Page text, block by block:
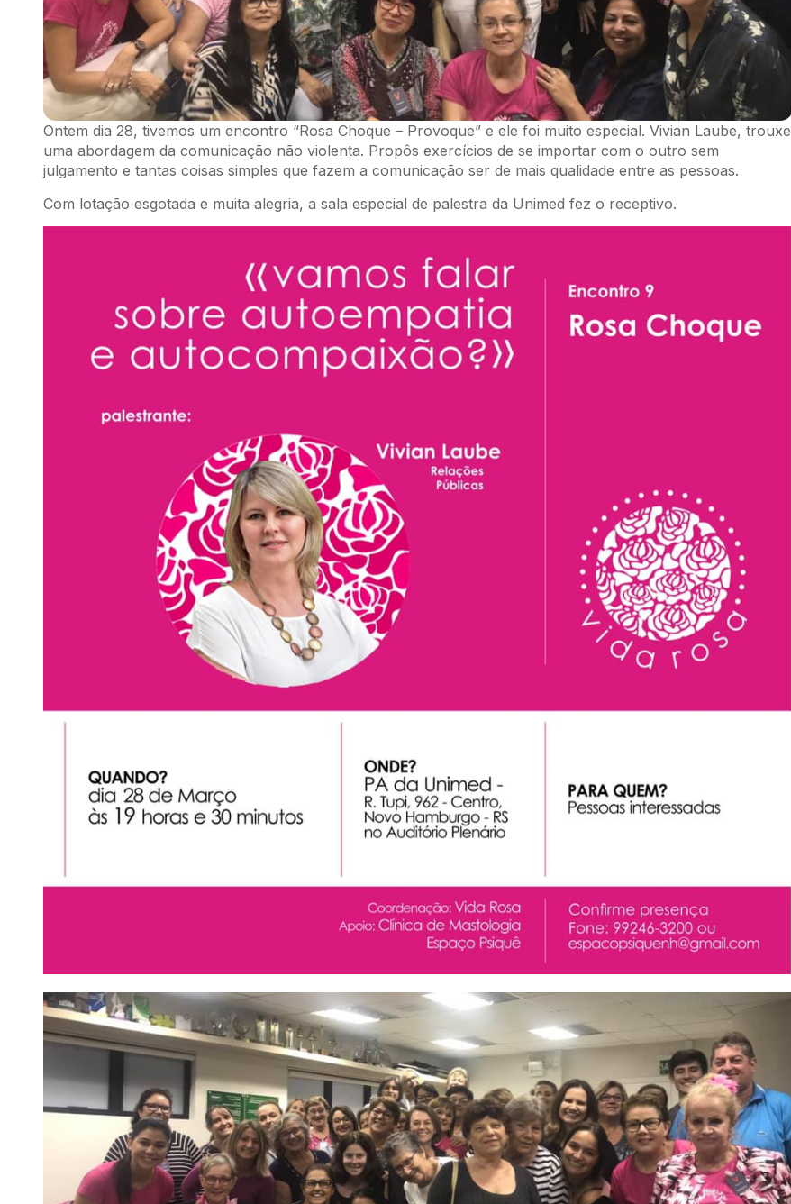
Ontem dia 28, tivemos um encontro “Rosa Choque – Provoque” e ele foi muito especial. Vivian Laube, trouxe
uma abordagem da comunicação não violenta. Propôs exercícios de se importar com o outro sem
julgamento e tantas coisas simples que fazem a comunicação ser de mais qualidade entre as pessoas.
Com lotação esgotada e muita alegria, a sala especial de palestra da Unimed fez o receptivo.